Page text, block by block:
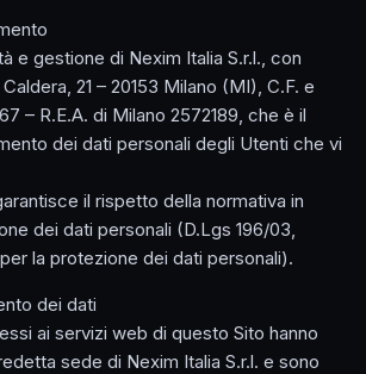
e gestione di Nexim Italia S.r.l., con
21 – 20153 Milano (MI), C.F. e
– R.E.A. di Milano 2572189, che è il
dei dati personali degli Utenti che vi
il rispetto della normativa in
dei dati personali (D.Lgs 196/03,
la protezione dei dati personali).
dei dati
ai servizi web di questo Sito hanno
sede di Nexim Italia S.r.l. e sono